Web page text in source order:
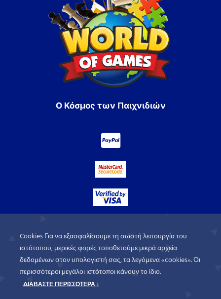
Ο Κόσμος των Παιχνιδιών
Cookies Για να εξασφαλίσουμε τη σωστή λειτουργία του
ιστότοπου, μερικές φορές τοποθετούμε μικρά αρχεία
δεδομένων στον υπολογιστή σας, τα λεγόμενα «cookies». Οι
περισσότεροι μεγάλοι ιστότοποι κάνουν το ίδιο.
ΔΙΑΒΑΣΤΕ ΠΕΡΙΣΣΟΤΕΡΑ